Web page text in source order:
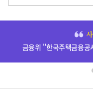
영
금융위 "한국주택금융